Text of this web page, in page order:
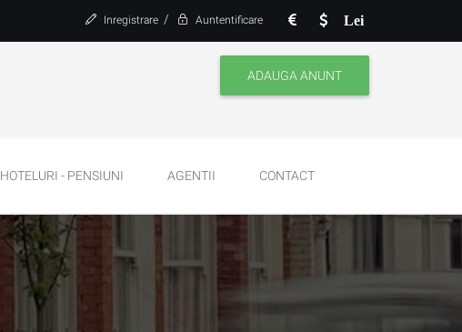
Lei
Inregistrare / Auntentificare
ADAUGA ANUNT
HOTELURI - PENSIUNI AGENTII CONTACT